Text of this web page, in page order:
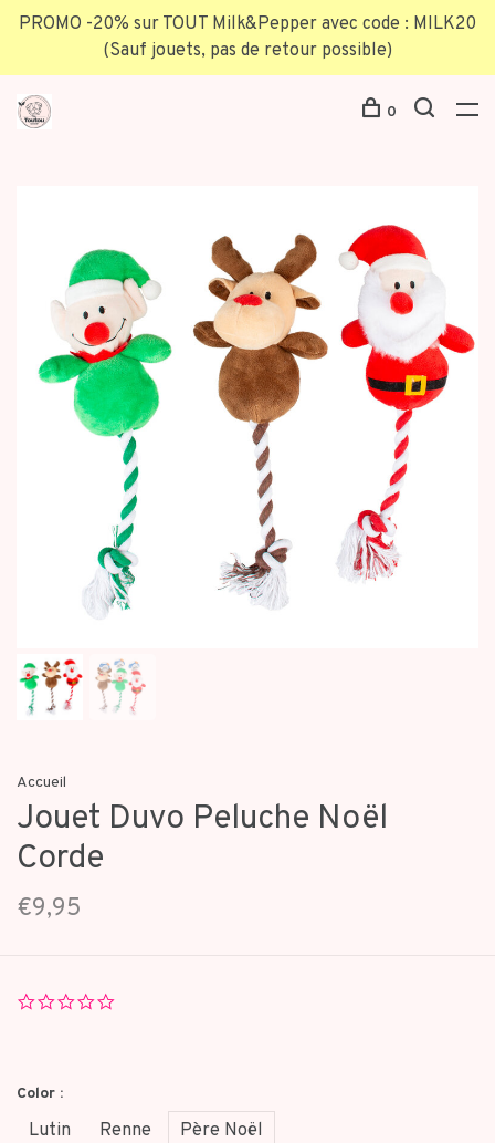
PROMO -20% sur TOUT Milk&Pepper avec code : MILK20
(Sauf jouets, pas de retour possible)
0
Accueil
Jouet Duvo Peluche Noël
Corde
€9,95
Color :
Lutin Renne Père Noël